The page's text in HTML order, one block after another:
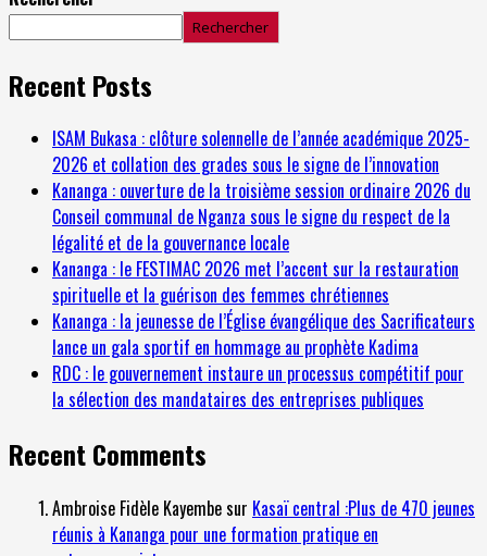
Rechercher
Recent Posts
ISAM Bukasa : clôture solennelle de l’année académique 2025-
2026 et collation des grades sous le signe de l’innovation
Kananga : ouverture de la troisième session ordinaire 2026 du
Conseil communal de Nganza sous le signe du respect de la
légalité et de la gouvernance locale
Kananga : le FESTIMAC 2026 met l’accent sur la restauration
spirituelle et la guérison des femmes chrétiennes
Kananga : la jeunesse de l’Église évangélique des Sacrificateurs
lance un gala sportif en hommage au prophète Kadima
RDC : le gouvernement instaure un processus compétitif pour
la sélection des mandataires des entreprises publiques
Recent Comments
Ambroise Fidèle Kayembesur Kasaï central :Plus de 470 jeunes
réunis à Kananga pour une formation pratique en